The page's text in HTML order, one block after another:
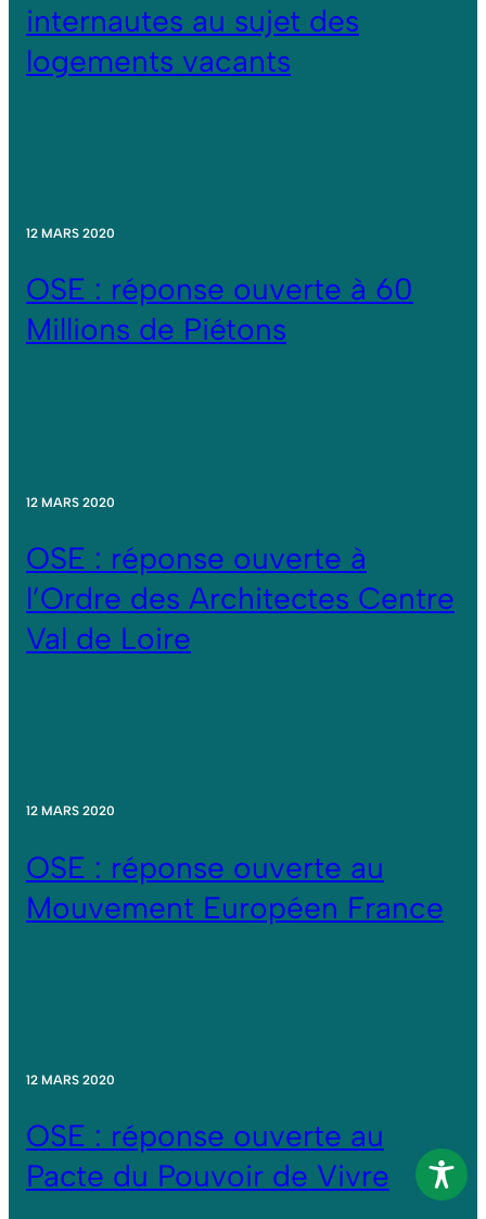
internautes au sujet des
logements vacants
12 MARS 2020
OSE : réponse ouverte à 60
Millions de Piétons
12 MARS 2020
OSE : réponse ouverte à
l’Ordre des Architectes Centre
Val de Loire
12 MARS 2020
OSE : réponse ouverte au
Mouvement Européen France
12 MARS 2020
OSE : réponse ouverte au
Pacte du Pouvoir de Vivre